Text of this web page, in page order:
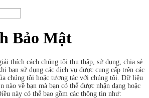
Bảo Mật
thích cách chúng tôi thu thập, sử dụng, chia sẻ
bạn sử dụng các dịch vụ được cung cấp trên các
chúng tôi hoặc tương tác với chúng tôi. Dữ liệu
nào về bạn mà bạn có thể được nhận dạng hoặc
này có thể bao gồm các thông tin như: